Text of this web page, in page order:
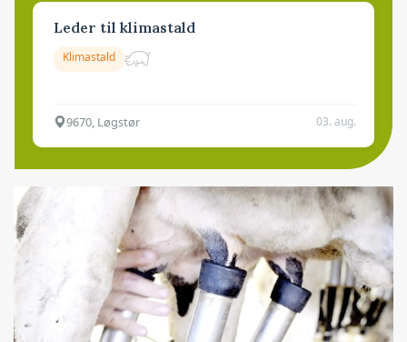
Leder til klimastald
Klimastald
9670, Løgstør 03. aug.